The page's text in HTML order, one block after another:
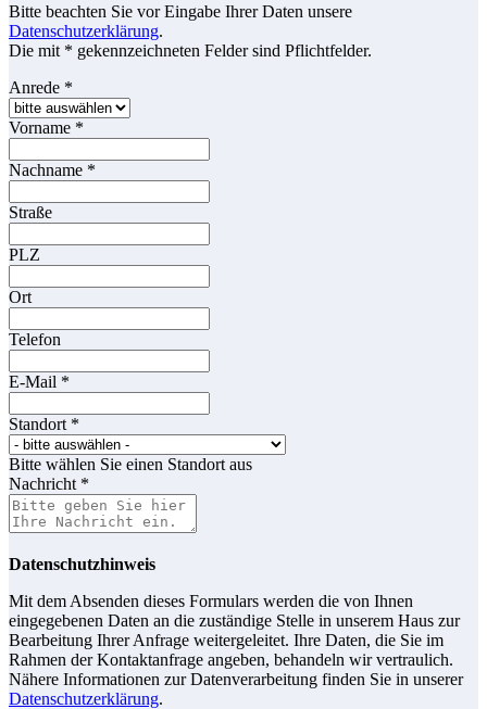
Bitte beachten Sie vor Eingabe Ihrer Daten unsere
Datenschutzerklärung.
Die mit * gekennzeichneten Felder sind Pflichtfelder.
Anrede *
Vorname *
Nachname *
Straße
PLZ
Ort
Telefon
E-Mail *
Standort *
Bitte wählen Sie einen Standort aus
Nachricht *
Datenschutzhinweis
Mit dem Absenden dieses Formulars werden die von Ihnen
eingegebenen Daten an die zuständige Stelle in unserem Haus zur
Bearbeitung Ihrer Anfrage weitergeleitet. Ihre Daten, die Sie im
Rahmen der Kontaktanfrage angeben, behandeln wir vertraulich.
Nähere Informationen zur Datenverarbeitung finden Sie in unserer
Datenschutzerklärung.